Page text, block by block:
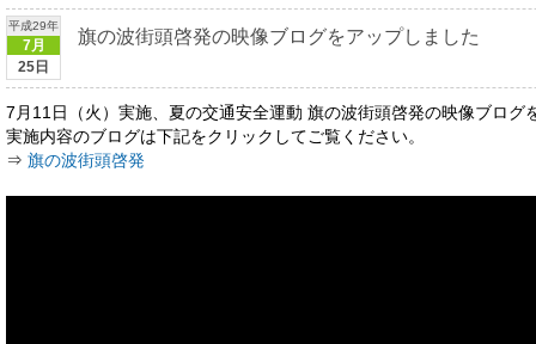
平成29年
7月
25日
旗の波街頭啓発の映像ブログをアップしました
7月11日（火）実施、夏の交通安全運動 旗の波街頭啓発の映像ブログ
実施内容のブログは下記をクリックしてご覧ください。
⇒ 旗の波街頭啓発